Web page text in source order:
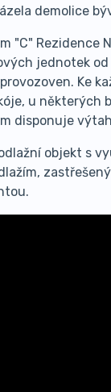
demolice
"C" Rezidence
jednotek od
Ke
u některých
disponuje
objekt s